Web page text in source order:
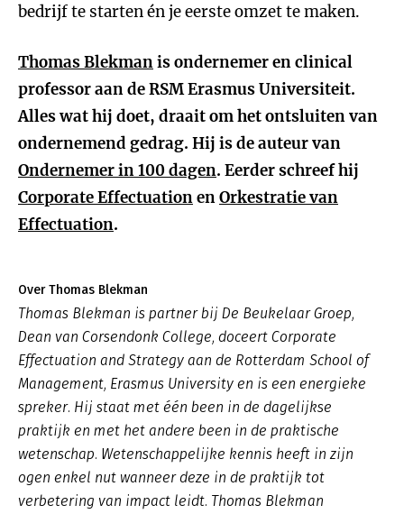
bedrijf te starten én je eerste omzet te maken.
Thomas Blekmanis ondernemer en clinical
professor aan de RSM Erasmus Universiteit.
Alles wat hij doet, draait om het ontsluiten van
ondernemend gedrag. Hij is de auteur van
Ondernemer in 100 dagen. Eerder schreef hij
Corporate EffectuationenOrkestratie van
Effectuation.
Over Thomas Blekman
Thomas Blekman is partner bij De Beukelaar Groep,
Dean van Corsendonk College, doceert Corporate
Effectuation and Strategy aan de Rotterdam School of
Management, Erasmus University en is een energieke
spreker. Hij staat met één been in de dagelijkse
praktijk en met het andere been in de praktische
wetenschap. Wetenschappelijke kennis heeft in zijn
ogen enkel nut wanneer deze in de praktijk tot
verbetering van impact leidt. Thomas Blekman